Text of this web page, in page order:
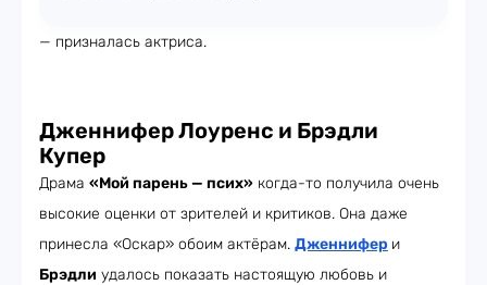
— призналась актриса.
Дженнифер Лоуренс и Брэдли
Купер
Драма «Мой парень — псих» когда-то получила очень
высокие оценки от зрителей и критиков. Она даже
принесла «Оскар» обоим актёрам. Дженнифер и
Брэдли удалось показать настоящую любовь и